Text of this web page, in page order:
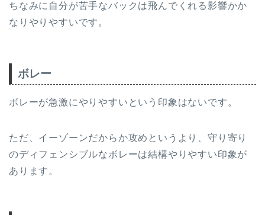
ちなみに自分が苦手なバックは飛んでくれる影響かか
なりやりやすいです。
ボレー
ボレーが急激にやりやすいという印象はないです。
ただ、イーゾーンだからか攻めというより、守り寄り
のディフェンシブルなボレーは結構やりやすい印象が
あります。